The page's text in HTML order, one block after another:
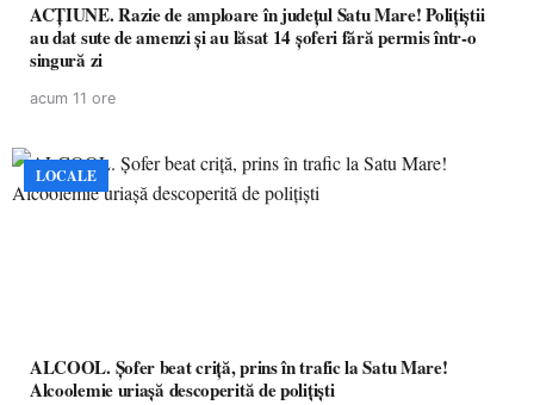
ACȚIUNE. Razie de amploare în județul Satu Mare! Polițiștii
au dat sute de amenzi și au lăsat 14 șoferi fără permis într-o
singură zi
acum 11 ore
LOCALE
ALCOOL. Șofer beat criță, prins în trafic la Satu Mare!
Alcoolemie uriașă descoperită de polițiști